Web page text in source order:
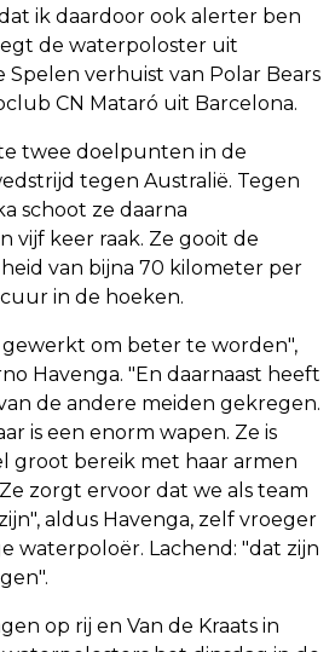
ik daardoor ook alerter ben
de waterpoloster uit
Spelen verhuist van Polar Bears
CN Mataró uit Barcelona.
twee doelpunten in de
tegen Australië. Tegen
schoot ze daarna
vijf keer raak. Ze gooit de
van bijna 70 kilometer per
in de hoeken.
om beter te worden",
Havenga. "En daarnaast heeft
de andere meiden gekregen.
is een enorm wapen. Ze is
groot bereik met haar armen
zorgt ervoor dat we als team
aldus Havenga, zelf vroeger
waterpoloër. Lachend: "dat zijn
op rij en Van de Kraats in